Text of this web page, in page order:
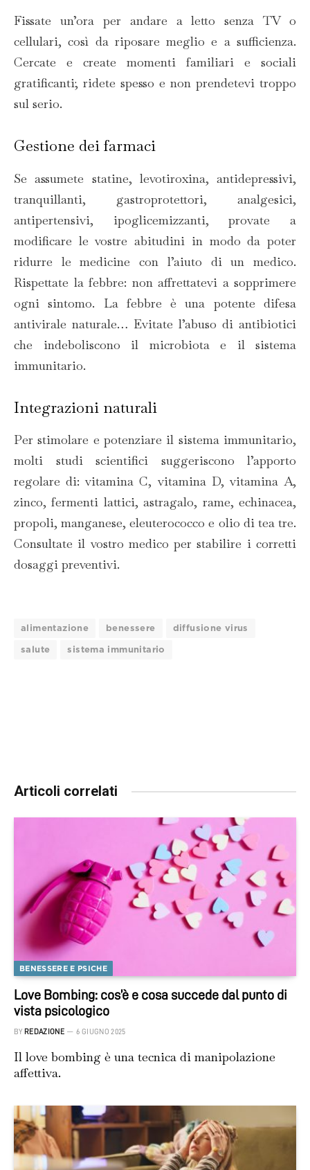
Fissate un’ora per andare a letto senza TV o
cellulari, così da riposare meglio e a sufficienza.
Cercate e create momenti familiari e sociali
gratificanti; ridete spesso e non prendetevi troppo
sul serio.
Gestione dei farmaci
Se assumete statine, levotiroxina, antidepressivi,
tranquillanti, gastroprotettori, analgesici,
antipertensivi, ipoglicemizzanti, provate a
modificare le vostre abitudini in modo da poter
ridurre le medicine con l’aiuto di un medico.
Rispettate la febbre: non affrettatevi a sopprimere
ogni sintomo. La febbre è una potente difesa
antivirale naturale… Evitate l’abuso di antibiotici
che indeboliscono il microbiota e il sistema
immunitario.
Integrazioni naturali
Per stimolare e potenziare il sistema immunitario,
molti studi scientifici suggeriscono l’apporto
regolare di: vitamina C, vitamina D, vitamina A,
zinco, fermenti lattici, astragalo, rame, echinacea,
propoli, manganese, eleuterococco e olio di tea tre.
Consultate il vostro medico per stabilire i corretti
dosaggi preventivi.
alimentazione benessere diffusione virus
salute sistema immunitario
Articoli correlati
BENESSERE E PSICHE
Love Bombing: cos’è e cosa succede dal punto di
vista psicologico
BY REDAZIONE 6 GIUGNO 2025
Il love bombing è una tecnica di manipolazione
affettiva.